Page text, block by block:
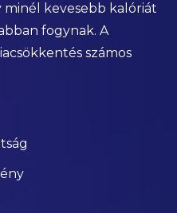
kevesebb kalóriát
fogynak. A
számos